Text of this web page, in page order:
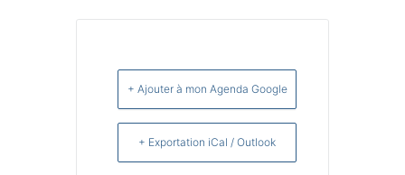
+ Ajouter à mon Agenda Google
+ Exportation iCal / Outlook